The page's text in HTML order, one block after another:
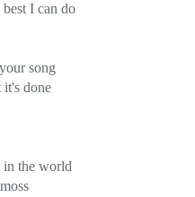
I can do
song
it's done
the world